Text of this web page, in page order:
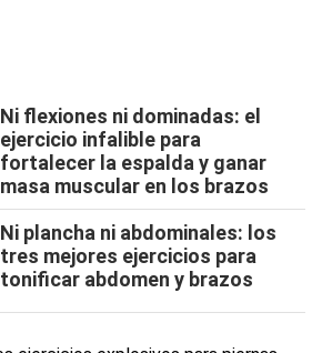
Ni flexiones ni dominadas: el
ejercicio infalible para
fortalecer la espalda y ganar
masa muscular en los brazos
Ni plancha ni abdominales: los
tres mejores ejercicios para
tonificar abdomen y brazos